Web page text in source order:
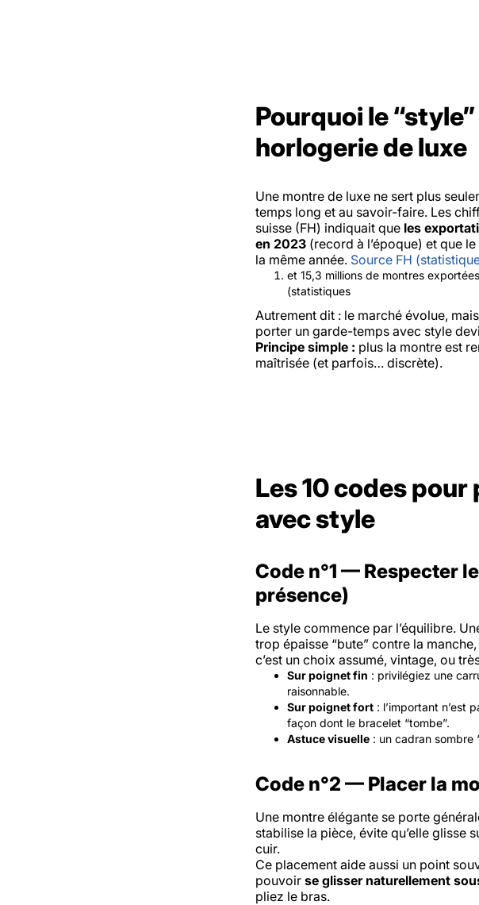
Pourquoi le
horlogerie de luxe
Une montre de luxe ne sert plus
temps long et au savoir-faire. Les
suisse (FH) indiquait que les
en 2023 (record à l’époque) et que
la même année. Source FH
et 15,3 millions de montres
(statistiques
Autrement dit : le marché évolue,
porter un garde-temps avec style
Principe simple : plus la montre est
maîtrisée (et parfois… discrète).
Les 10 codes
avec style
Code n°1 — Respecter
présence)
Le style commence par l’équilibre.
trop épaisse “bute” contre la
c’est un choix assumé, vintage, ou
Sur poignet fin : privilégiez une
raisonnable.
Sur poignet fort : l’important n’est
façon dont le bracelet “tombe”.
Astuce visuelle : un cadran sombre
Code n°2 — Placer la
Une montre élégante se porte
stabilise la pièce, évite qu’elle glisse
cuir.
Ce placement aide aussi un point
pouvoir se glisser naturellement
pliez le bras.